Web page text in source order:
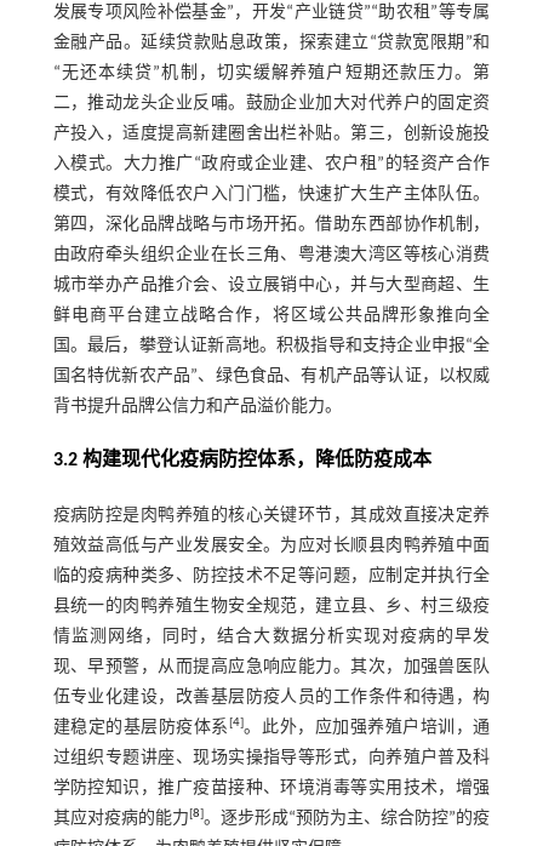
发展专项风险补偿基金”，开发“产业链贷”“助农租”等专属
金融产品。延续贷款贴息政策，探索建立“贷款宽限期”和
“无还本续贷”机制，切实缓解养殖户短期还款压力。第
二，推动龙头企业反哺。鼓励企业加大对代养户的固定资
产投入，适度提高新建圈舍出栏补贴。第三，创新设施投
入模式。大力推广“政府或企业建、农户租”的轻资产合作
模式，有效降低农户入门门槛，快速扩大生产主体队伍。
第四，深化品牌战略与市场开拓。借助东西部协作机制，
由政府牵头组织企业在长三角、粤港澳大湾区等核心消费
城市举办产品推介会、设立展销中心，并与大型商超、生
鲜电商平台建立战略合作，将区域公共品牌形象推向全
国。最后，攀登认证新高地。积极指导和支持企业申报“全
国名特优新农产品”、绿色食品、有机产品等认证，以权威
背书提升品牌公信力和产品溢价能力。
3.2 构建现代化疫病防控体系，降低防疫成本
疫病防控是肉鸭养殖的核心关键环节，其成效直接决定养
殖效益高低与产业发展安全。为应对长顺县肉鸭养殖中面
临的疫病种类多、防控技术不足等问题，应制定并执行全
县统一的肉鸭养殖生物安全规范，建立县、乡、村三级疫
情监测网络，同时，结合大数据分析实现对疫病的早发
现、早预警，从而提高应急响应能力。其次，加强兽医队
伍专业化建设，改善基层防疫人员的工作条件和待遇，构
建稳定的基层防疫体系 [4]。此外，应加强养殖户培训，通
过组织专题讲座、现场实操指导等形式，向养殖户普及科
学防控知识，推广疫苗接种、环境消毒等实用技术，增强
其应对疫病的能力[8]。逐步形成“预防为主、综合防控”的疫